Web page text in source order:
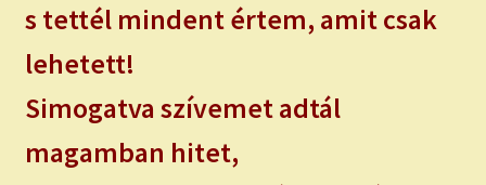
s tettél mindent értem, amit csak
lehetett!
Simogatva szívemet adtál
magamban hitet,